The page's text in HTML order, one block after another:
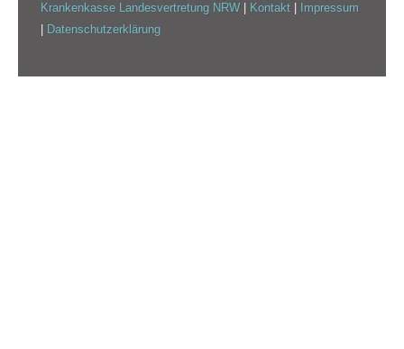
Krankenkasse Landesvertretung NRW
Kontakt
Impressum
Datenschutzerklärung